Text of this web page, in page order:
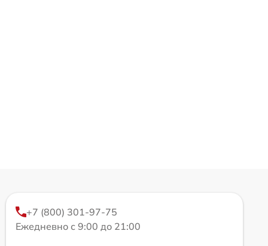
+7 (800) 301-97-75
Ежедневно с 9:00 до 21:00